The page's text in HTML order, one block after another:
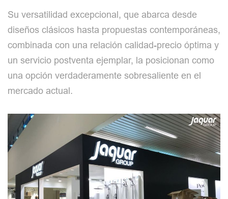
Su versatilidad excepcional, que abarca desde
diseños clásicos hasta propuestas contemporáneas,
combinada con una relación calidad-precio óptima y
un servicio postventa ejemplar, la posicionan como
una opción verdaderamente sobresaliente en el
mercado actual.